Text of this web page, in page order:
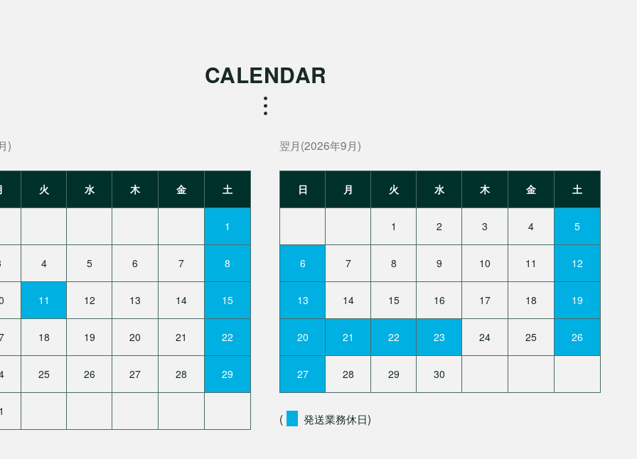
CALENDAR
)
火 水 木 金 土
1
4 5 6 7 8
11 12 13 14 15
18 19 20 21 22
25 26 27 28 29
翌月(2026年9月)
日 月 火 水 木 金 土
1 2 3 4 5
6 7 8 9 10 11 12
13 14 15 16 17 18 19
20 21 22 23 24 25 26
27 28 29 30
( 発送業務休日)